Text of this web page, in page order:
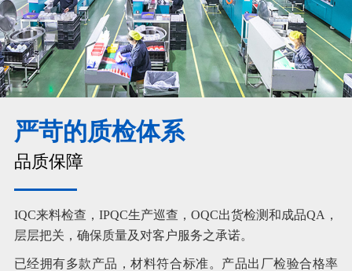
严苛的质检体系
品质保障
IQC来料检查，IPQC生产巡查，OQC出货检测和成品QA，
层层把关，确保质量及对客户服务之承诺。
已经拥有多款产品，材料符合标准。产品出厂检验合格率